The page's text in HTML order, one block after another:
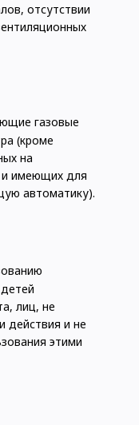
отсутствии
газовые
(кроме
на
имеющих для
автоматику).
лиц, не
действия и не
этими